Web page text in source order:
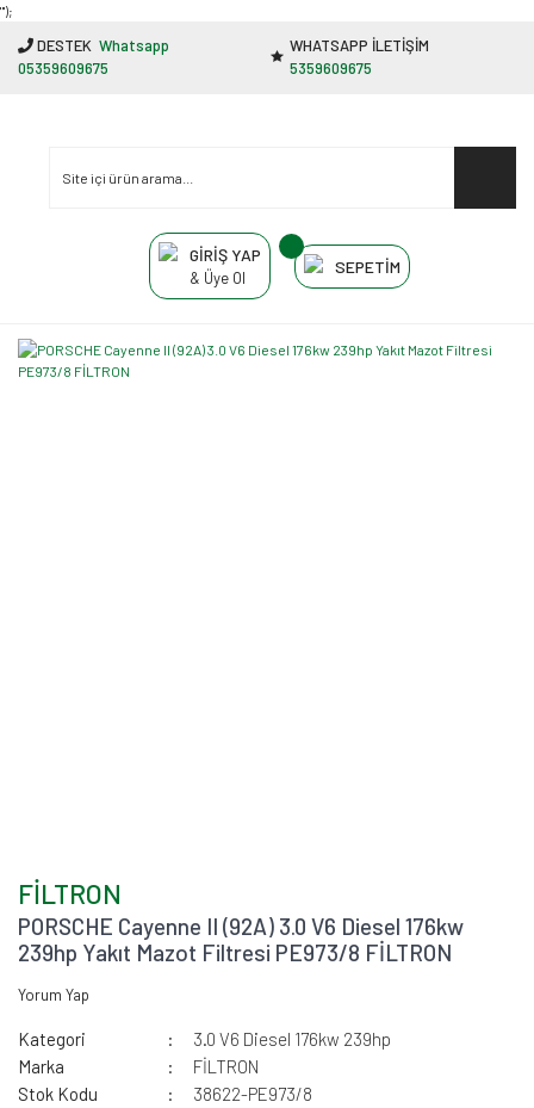
"');
DESTEK Whatsapp
05359609675
WHATSAPP İLETİŞİM
5359609675
GİRİŞ YAP
& Üye Ol
SEPETİM
FİLTRON
PORSCHE Cayenne II (92A) 3.0 V6 Diesel 176kw
239hp Yakıt Mazot Filtresi PE973/8 FİLTRON
Yorum Yap
Kategori
3.0 V6 Diesel 176kw 239hp
Marka
FİLTRON
Stok Kodu
38622-PE973/8